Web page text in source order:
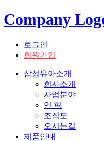
Company
로그인
회원가입
삼성유아소개
회사소개
사업분야
연 혁
조직도
오시는길
제품안내